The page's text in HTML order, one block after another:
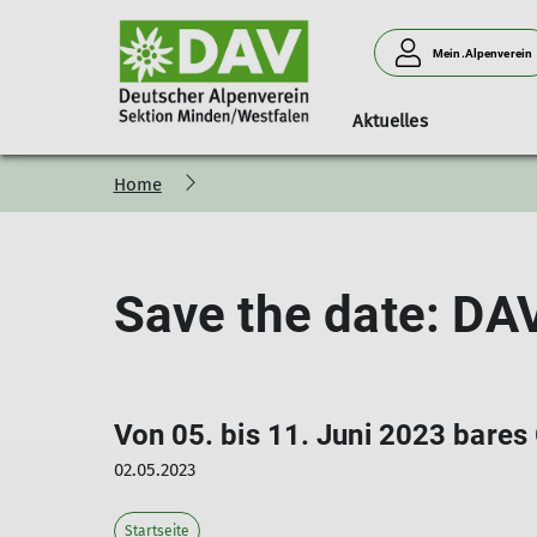
Mein.Alpenverein
Aktuelles
Jugendgruppe Klettern
Klettern in Vlotho
Über uns
Vielfalt und Toleranz
Unser Angebot für Euch
Tourenangebot
Materialverleih Bücherei
Home
Save the date:
Von 05. bis 11. Juni 2023 bares
02.05.2023
Startseite